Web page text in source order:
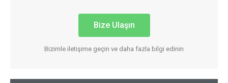
Bize Ulaşın
Bizimle iletişime geçin ve daha fazla bilgi edinin